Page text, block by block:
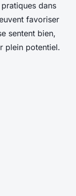
dans
favoriser
sentent bien,
plein potentiel.